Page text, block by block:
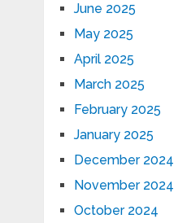
June 2025
May 2025
April 2025
March 2025
February 2025
January 2025
December 2024
November 2024
October 2024